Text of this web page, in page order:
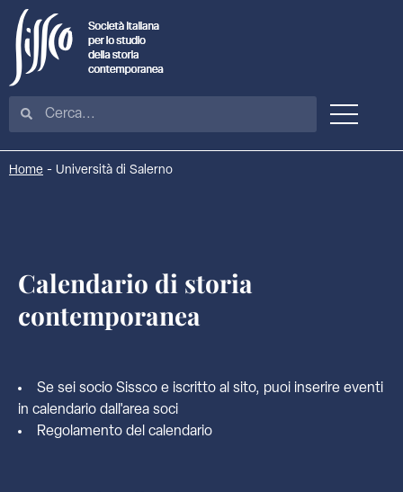
Home - Università di Salerno
Calendario di storia
contemporanea
Se sei socio Sissco e iscritto al sito, puoi inserire eventi
in calendario dall'area soci
Regolamento del calendario